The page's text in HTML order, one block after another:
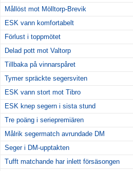
Mållöst mot Mölltorp-Brevik
ESK vann komfortabelt
Förlust i toppmötet
Delad pott mot Valtorp
Tillbaka på vinnarspåret
Tymer spräckte segersviten
ESK vann stort mot Tibro
ESK knep segern i sista stund
Tre poäng i seriepremiären
Målrik segermatch avrundade DM
Seger i DM-upptakten
Tufft matchande har inlett försäsongen